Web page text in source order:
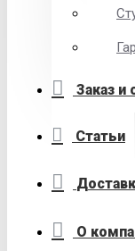
Заказ и
Статьи
О